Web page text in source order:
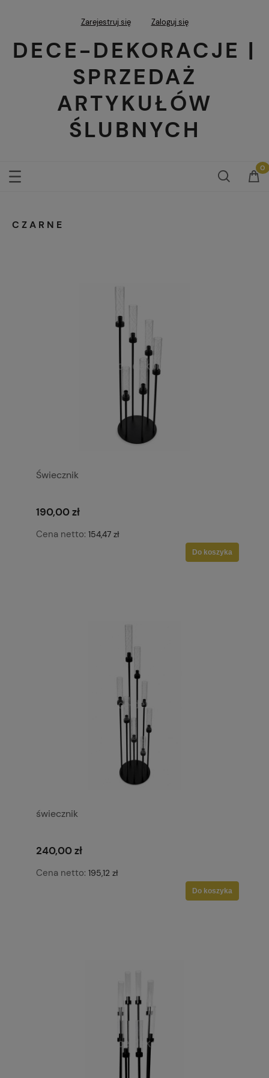
Zarejestruj się Zaloguj się
DECE-DEKORACJE |
SPRZEDAŻ
ARTYKUŁÓW
ŚLUBNYCH
CZARNE
Świecznik
190,00 zł
Cena netto: 154,47 zł
Do koszyka
świecznik
240,00 zł
Cena netto: 195,12 zł
Do koszyka